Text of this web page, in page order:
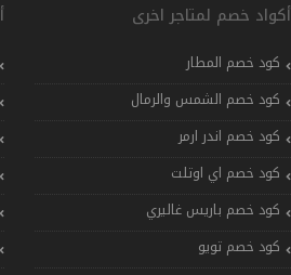
أكواد خصم لمتاجر اخرى
كود خصم المطار
كود خصم الشمس والرمال
كود خصم اندر ارمر
كود خصم اي اوتلت
كود خصم باريس غاليري
كود خصم تويو